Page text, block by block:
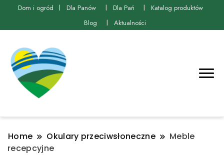
Dom i ogród Dla Panów Dla Pań
Katalog produktów
Blog
Aktualności
Home Okulary przeciwsłoneczne
Meble
recepcyjne